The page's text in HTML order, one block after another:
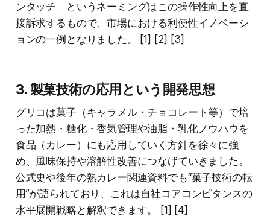
ンタッチ」というネーミングはこの操作性向上を直
接訴求するもので、市場における利便性イノベーシ
ョンの一例となりました。 [1] [2] [3]
3. 製菓技術の応用という開発思想
グリコは菓子（キャラメル・チョコレート等）で培
った加熱・糖化・香気管理や油脂・乳化ノウハウを
食品（カレー）にも応用していく方針を徐々に強
め、風味保持や溶解性改善につなげていきました。
公式史や後年の熟カレー関連資料でも“菓子技術の転
用”が語られており、これは自社コアコンピタンスの
水平展開戦略と解釈できます。 [1] [4]